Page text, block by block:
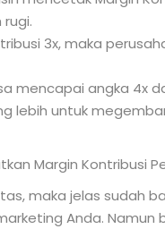
3x, maka
mencapai angka 4x
lebih untuk
Margin Kontribusi
maka jelas sudah
Anda.